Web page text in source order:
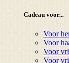
Cadeau voor...
Voor
Voor
Voor
Voor